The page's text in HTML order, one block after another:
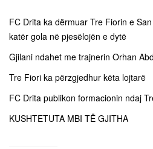
FC Drita ka dërmuar Tre Fiorin e
katër gola në pjesëlojën e dytë
Gjilani ndahet me trajnerin Orhan
Tre Fiori ka përzgjedhur këta lojtarë
FC Drita publikon formacionin ndaj
KUSHTETUTA MBI TË GJITHA